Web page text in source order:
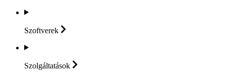
Szoftverek
Szolgáltatások